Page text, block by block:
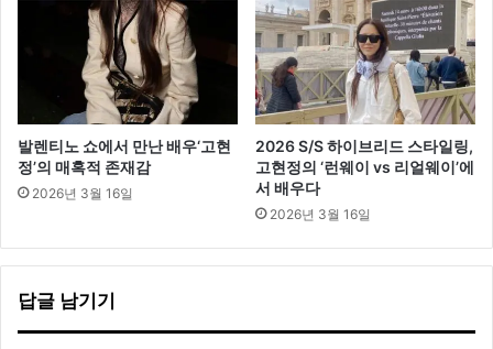
발렌티노 쇼에서 만난 배우‘고현
정’의 매혹적 존재감
2026년 3월 16일
2026 S/S 하이브리드 스타일링,
고현정의 ‘런웨이 vs 리얼웨이’에
서 배우다
2026년 3월 16일
답글 남기기